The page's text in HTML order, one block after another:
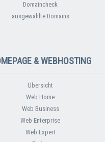
Domaincheck
ausgewählte Domains
& WEBHOSTING
Übersicht
Web Home
Web Business
Web Enterprise
Web Expert